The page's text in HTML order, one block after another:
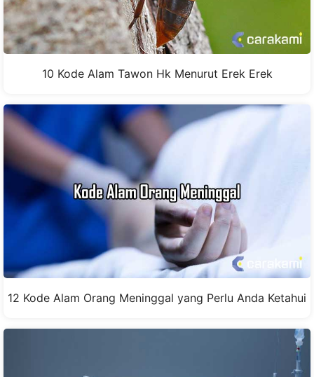
10 Kode Alam Tawon Hk Menurut Erek Erek
12 Kode Alam Orang Meninggal yang Perlu Anda Ketahui